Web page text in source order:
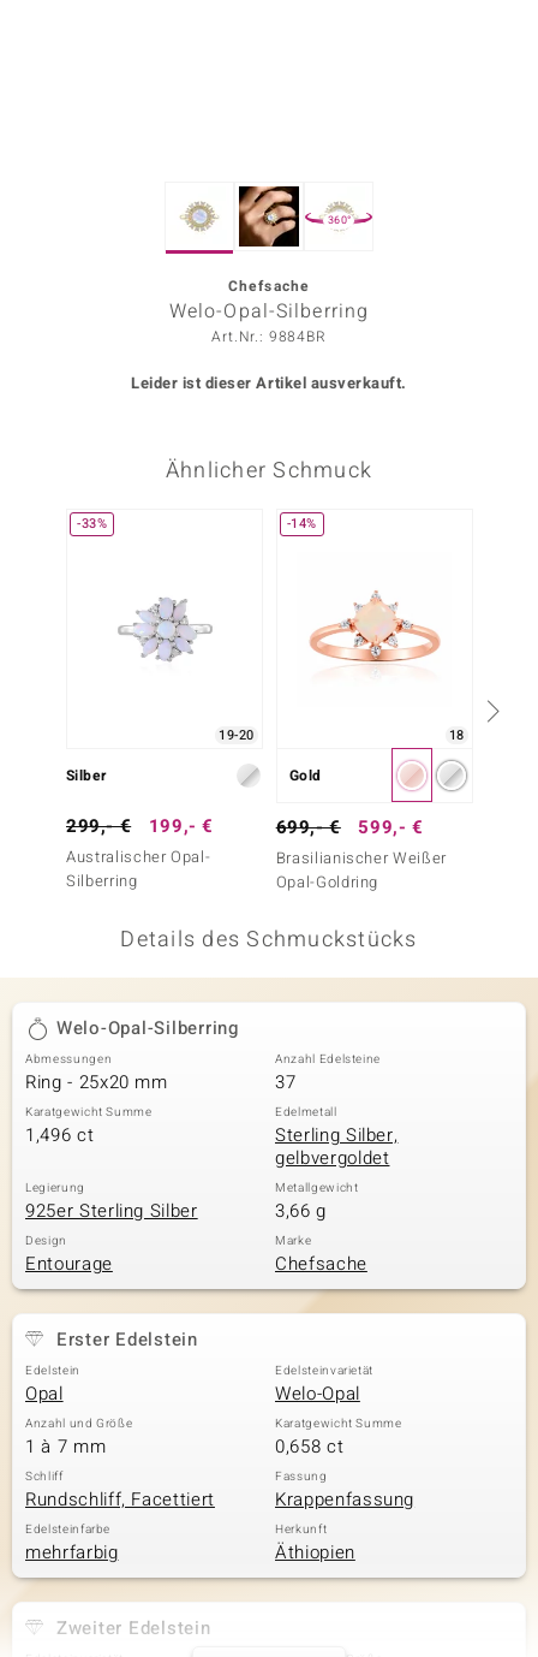
BY DE MELO
360°
Chefsache
Welo-Opal-Silberring
Art.Nr.: 9884BR
Leider ist dieser Artikel ausverkauft.
Ähnlicher Schmuck
-33%
19-20
Silber
299,- € 199,- €
Australischer Opal-
Silberring
-14%
18
Gold
699,- € 599,- €
Brasilianischer Weißer
Opal-Goldring
Details des Schmuckstücks
Welo-Opal-Silberring
Abmessungen
Ring - 25x20 mm
Anzahl Edelsteine
37
Karatgewicht Summe
1,496 ct
Edelmetall
Sterling Silber,
gelbvergoldet
Legierung
925er Sterling Silber
Metallgewicht
3,66 g
Design
Entourage
Marke
Chefsache
Erster Edelstein
Edelstein
Opal
Edelsteinvarietät
Welo-Opal
Anzahl und Größe
1 à 7 mm
Karatgewicht Summe
0,658 ct
Schliff
Rundschliff, Facettiert
Fassung
Krappenfassung
Edelsteinfarbe
mehrfarbig
Herkunft
Äthiopien
Zweiter Edelstein